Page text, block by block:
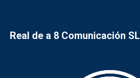
Real de a 8 Comunicación SL